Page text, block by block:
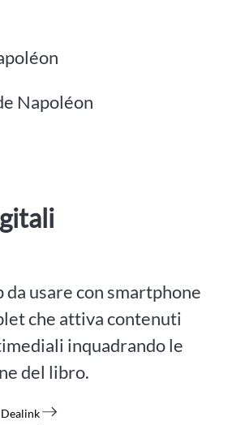
Napoléon
da usare con smartphone
che attiva contenuti
inquadrando le
del libro.